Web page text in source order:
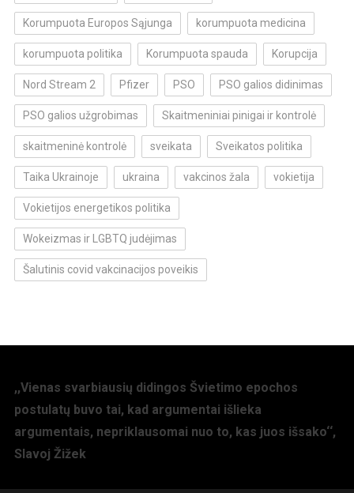
Korumpuota Europos Sąjunga korumpuota medicina
korumpuota politika Korumpuota spauda Korupcija
Nord Stream 2 Pfizer PSO PSO galios didinimas
PSO galios užgrobimas Skaitmeniniai pinigai ir kontrolė
skaitmeninė kontrolė sveikata Sveikatos politika
Taika Ukrainoje ukraina vakcinos žala vokietija
Vokietijos energetikos politika
Wokeizmas ir LGBTQ judėjimas
Šalutinis covid vakcinacijos poveikis
,,Vienas svarbiausių didingos Švietimo epochos
postulatų buvo tai, kad argumentai išlieka
argumentais, nepriklausomai nuo to, kas juos išsako‘‘,
Slavoj Žižek